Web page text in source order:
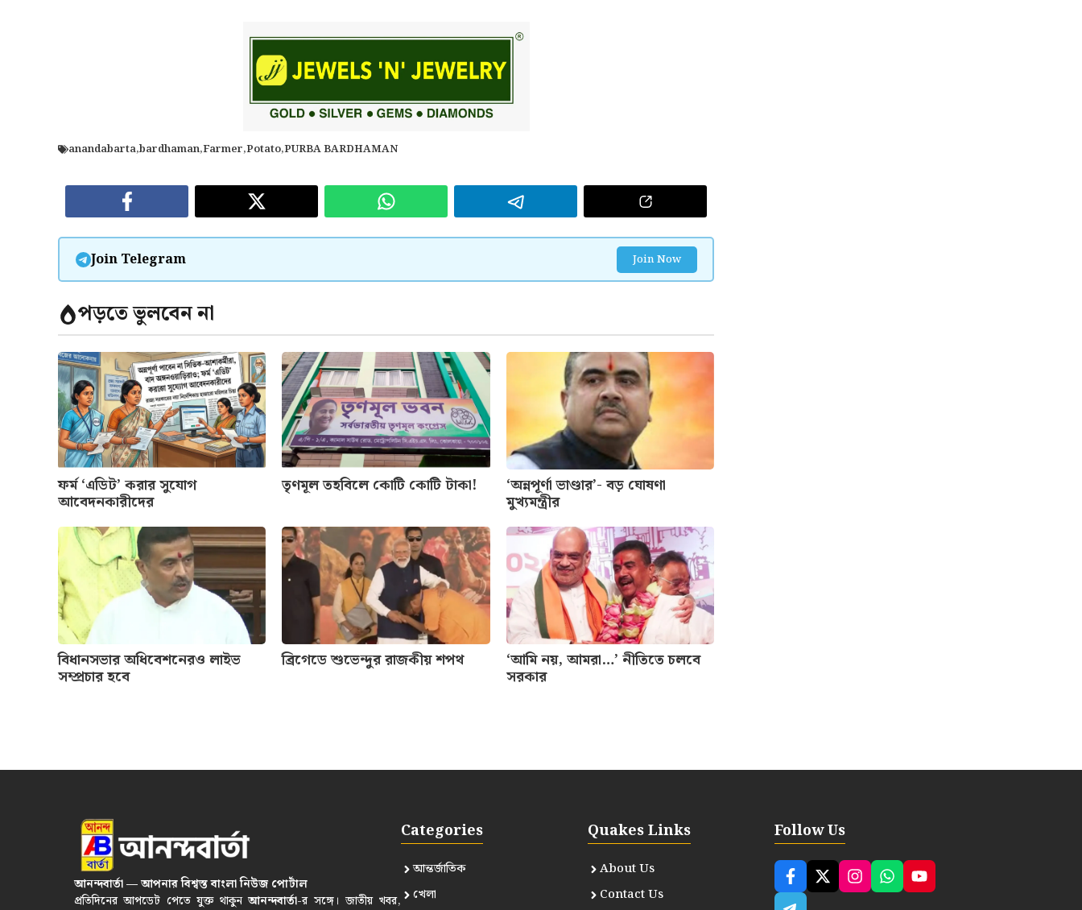
anandabarta,bardhaman,Farmer,Potato,PURBA BARDHAMAN
Join Telegram Join Now
পড়তে ভুলবেন না
ফর্ম ‘এডিট’ করার সুযোগ
আবেদনকারীদের
তৃণমূল তহবিলে কোটি কোটি টাকা! ‘অন্নপূর্ণা ভাণ্ডার’- বড় ঘোষণা
মুখ্যমন্ত্রীর
বিধানসভার অধিবেশনেরও লাইভ
সম্প্রচার হবে
ব্রিগেডে শুভেন্দুর রাজকীয় শপথ ‘আমি নয়, আমরা…’ নীতিতে চলবে
সরকার
আনন্দবার্তা — আপনার বিশ্বস্ত বাংলা নিউজ পোর্টাল
প্রতিদিনের আপডেট পেতে যুক্ত থাকুনআনন্দবার্তা-র সঙ্গে। জাতীয় খবর,
Categories
আন্তর্জাতিক
খেলা
Quakes Links
About Us
Contact Us
Follow Us